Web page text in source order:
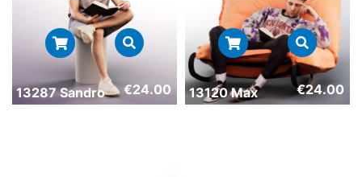
13287 Sandro €24.00 13120 Max €24.00